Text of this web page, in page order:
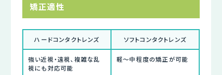
矯正適性
ハードコンタクトレンズ ソフトコンタクトレンズ
強い近視・遠視、複雑な乱
視にも対応可能
軽～中程度の矯正が可能